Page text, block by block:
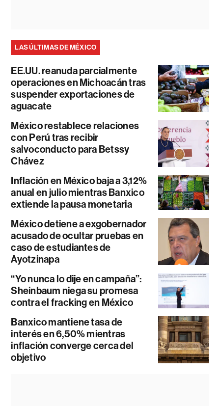
LAS ÚLTIMAS DE MÉXICO
EE.UU. reanuda parcialmente
operaciones en Michoacán tras
suspender exportaciones de
aguacate
México restablece relaciones
con Perú tras recibir
salvoconducto para Betssy
Chávez
Inflación en México baja a 3,12%
anual en julio mientras Banxico
extiende la pausa monetaria
México detiene a exgobernador
acusado de ocultar pruebas en
caso de estudiantes de
Ayotzinapa
“Yo nunca lo dije en campaña”:
Sheinbaum niega su promesa
contra el fracking en México
Banxico mantiene tasa de
interés en 6,50% mientras
inflación converge cerca del
objetivo